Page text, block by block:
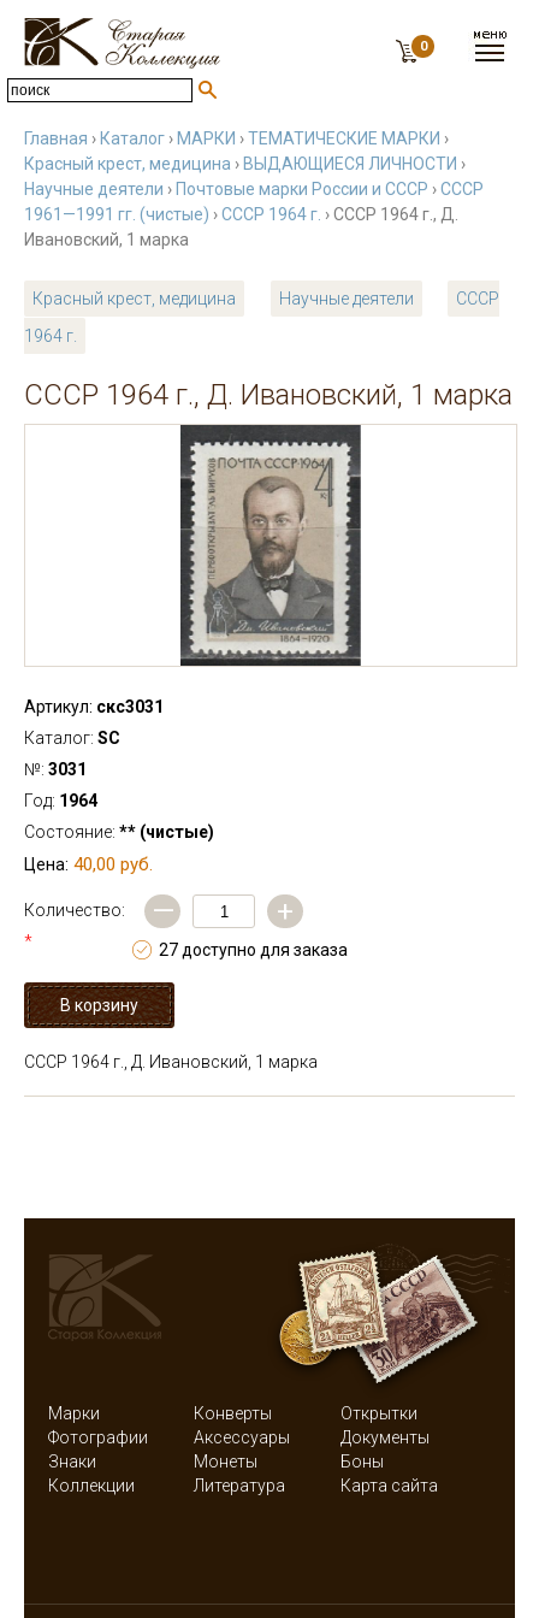
0
Главная › Каталог › МАРКИ ›ТЕМАТИЧЕСКИЕ МАРКИ ›
Красный крест, медицина › ВЫДАЮЩИЕСЯ ЛИЧНОСТИ ›
Научные деятели › Почтовые марки России и СССР ›СССР
1961—1991 гг. (чистые) ›СССР 1964 г. › СССР 1964 г., Д.
Ивановский, 1 марка
Красный крест, медицина Научные деятели
СССР
1964 г.
СССР 1964 г., Д. Ивановский, 1 марка
Артикул: скс3031
Каталог: SC
№: 3031
Год: 1964
Состояние: ** (чистые)
Цена: 40,00 руб.
Количество:
*
— +
27 доступно для заказа
СССР 1964 г., Д. Ивановский, 1 марка
Марки Конверты
Открытки
Фотографии
Аксессуары
Документы
Знаки
Монеты
Боны
Коллекции
Литература Карта сайта